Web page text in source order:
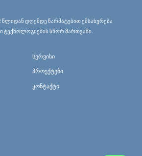
წლიდან დღემდე წარმატებით ემსახურება
ტექნოლოგიების სწორ მართვაში.
სერვისი
პროექტები
კონტაქტი